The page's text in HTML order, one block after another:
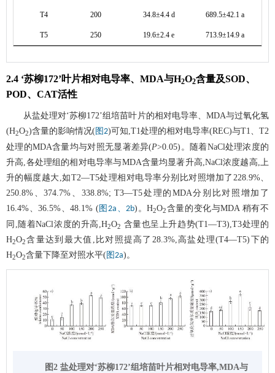
T4 200 34.8±4.4 d 689.5±42.1 a
T5 250 19.6±2.4 e 713.9±14.9 a
2.4 ‘苏柳172’叶片相对电导率、MDA与H2O2含量及SOD、
POD、CAT活性
从盐处理对‘苏柳172’组培苗叶片的相对电导率、MDA与过氧化氢
(H2O2)含量的影响情况(图2)可知,T1处理的相对电导率(REC)与T1、T2
处理的MDA含量均与对照无显著差异(P>0.05)。随着NaCl处理浓度的
升高,各处理组的相对电导率与MDA含量均显著升高,NaCl浓度越高,上
升的幅度越大,如T2—T5处理相对电导率分别比对照增加了228.9%、
250.8%、374.7%、338.8%; T3—T5处理的MDA分别比对照增加了
16.4%、36.5%、48.1% (图2a、2b)。H2O2含量的变化与MDA 稍有不
同,随着NaCl浓度的升高,H2O2 含量也呈上升趋势(T1—T3),T3处理的
H2O2含量达到最大值,比对照提高了28.3%,高盐处理(T4—T5)下的
H2O2含量下降至对照水平(图2a)。
图2 盐处理对‘苏柳172’组培苗叶片相对电导率,MDA与